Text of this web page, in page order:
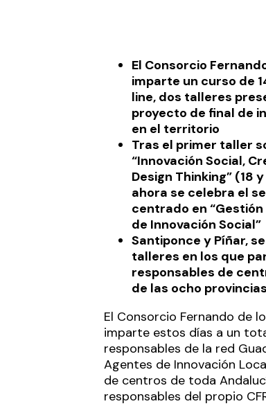
El Consorcio
imparte un curso de
line, dos talleres
proyecto de final de
en el territorio
Tras el primer taller
“Innovación Social,
Design Thinking” (18
ahora se celebra el
centrado en
de Innovación Social”
Santiponce y Píñar,
talleres en los que
responsables de
de las ocho provincias
El Consorcio Fernando de
imparte estos días a un
responsables de la red
Agentes de Innovación
de centros de toda
responsables del propio